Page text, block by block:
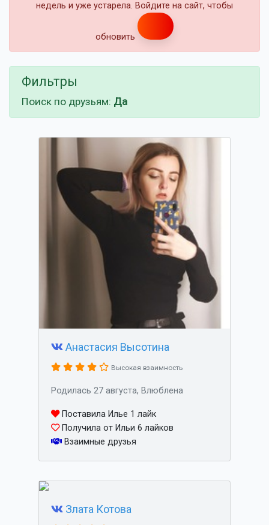
недель и уже устарела. Войдите на сайт, чтобы
обновить
Фильтры
Поиск по друзьям: Да
Анастасия Высотина
Высокая взаимность
Родилась 27 августа, Влюблена
Поставила Илье 1 лайк
Получила от Ильи 6 лайков
Взаимные друзья
Злата Котова